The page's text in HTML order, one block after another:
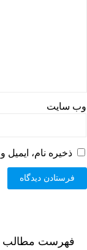
وب‌ سایت
ذخیره نام،
فهرست مطالب